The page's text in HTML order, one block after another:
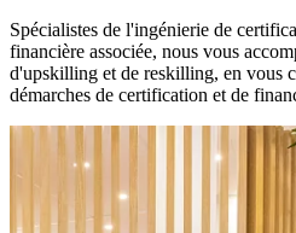
Spécialistes de l'ingénierie de
financière associée, nous vous
d'upskilling et de reskilling, en vous
démarches de certification et de